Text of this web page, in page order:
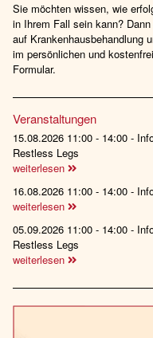
Sie möchten wissen, wie
in Ihrem Fall sein kann?
auf Krankenhausbehandlung
im persönlichen und
Formular.
Veranstaltungen
15.08.2026 11:00 - 14:00 -
Restless Legs
weiterlesen
16.08.2026 11:00 - 14:00 -
weiterlesen
05.09.2026 11:00 - 14:00 -
Restless Legs
weiterlesen